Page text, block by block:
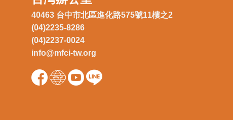
40463 台中市北區進化路575號11樓之2
(04)2235-8286
(04)2237-0024
info@mfci-tw.org